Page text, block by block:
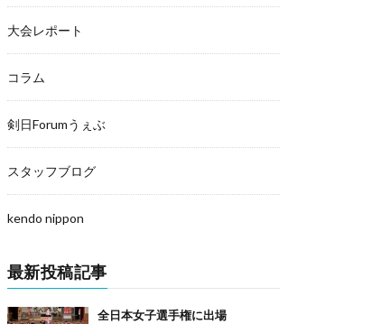
大会レポート
コラム
剣日Forumうぇぶ
スタッフブログ
kendo nippon
最新投稿記事
全日本女子選手権に出場